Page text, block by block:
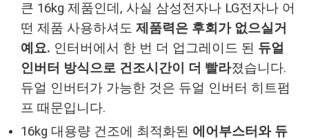
큰 16kg 제품인데, 사실 삼성전자나 LG전자나 어
떤 제품 사용하셔도 제품력은 후회가 없으실거
예요. 인터버에서 한 번 더 업그레이드 된 듀얼
인버터 방식으로 건조시간이 더 빨라졌습니다.
듀얼 인버터가 가능한 것은 듀얼 인버터 히트펌
프 때문입니다.
16kg 대용량 건조에 최적화된 에어부스터와 듀